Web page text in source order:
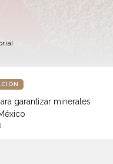
garantizar minerales